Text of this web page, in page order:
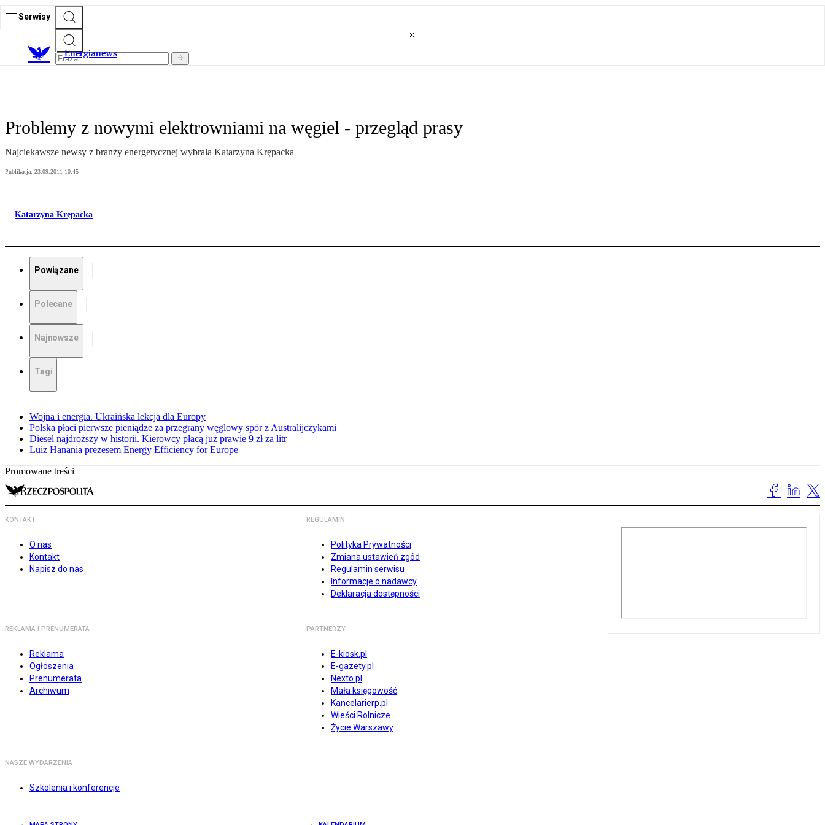
Serwisy
Energianews
Problemy z nowymi elektrowniami na węgiel - przegląd prasy
Najciekawsze newsy z branży energetycznej wybrała Katarzyna Krępacka
Publikacja: 23.09.2011 10:45
Katarzyna Krępacka
Powiązane
Polecane
Najnowsze
Tagi
Wojna i energia. Ukraińska lekcja dla Europy
Polska płaci pierwsze pieniądze za przegrany węglowy spór z Australijczykami
Diesel najdroższy w historii. Kierowcy płacą już prawie 9 zł za litr
Luiz Hanania prezesem Energy Efficiency for Europe
Promowane treści
KONTAKT
O nas
Kontakt
Napisz do nas
REGULAMIN
Polityka Prywatności
Zmiana ustawień zgód
Regulamin serwisu
Informacje o nadawcy
Deklaracja dostępności
REKLAMA I PRENUMERATA
Reklama
Ogłoszenia
Prenumerata
Archiwum
PARTNERZY
E-kiosk.pl
E-gazety.pl
Nexto.pl
Mała księgowość
Kancelarierp.pl
Wieści Rolnicze
Życie Warszawy
NASZE WYDARZENIA
Szkolenia i konferencje